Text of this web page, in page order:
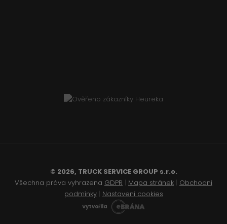
© 2026, TRUCK SERVICE GROUP s.r.o.
Všechna práva vyhrazena GDPR Mapa stránek
Obchodní
podmínky
Nastavení cookies
Vytvořila